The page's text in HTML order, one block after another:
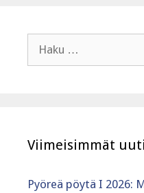
Viimeisimmät
Pyöreä pöytä I 2026: